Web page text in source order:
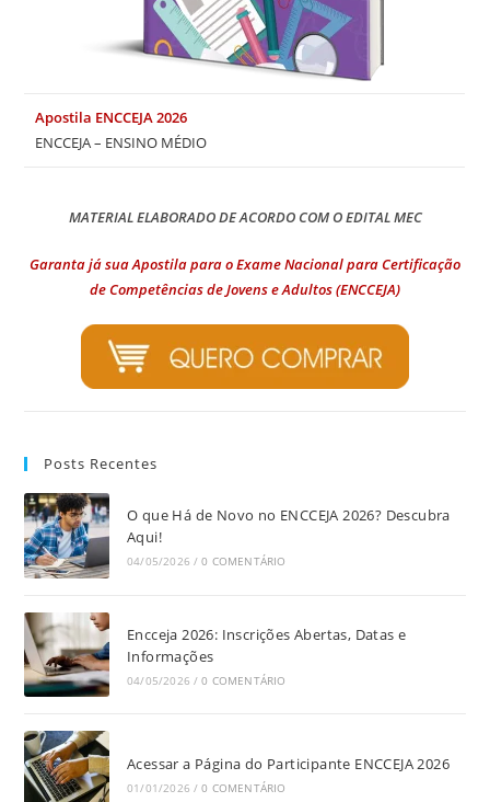
Apostila ENCCEJA 2026
ENCCEJA – ENSINO MÉDIO
MATERIAL ELABORADO DE ACORDO COM O EDITAL MEC
Garanta já sua Apostila para o Exame Nacional para Certificação
de Competências de Jovens e Adultos (ENCCEJA)
Posts Recentes
O que Há de Novo no ENCCEJA 2026? Descubra
Aqui!
04/05/2026 / 0 COMENTÁRIO
Encceja 2026: Inscrições Abertas, Datas e
Informações
04/05/2026 / 0 COMENTÁRIO
Acessar a Página do Participante ENCCEJA 2026
01/01/2026 / 0 COMENTÁRIO